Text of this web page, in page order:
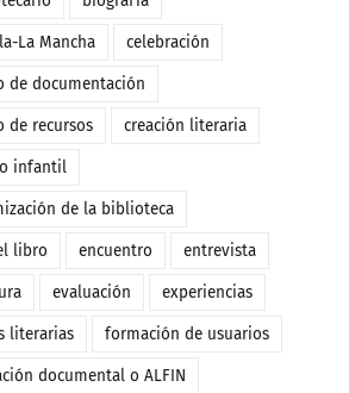
La Mancha celebración
de documentación
de recursos creación literaria
infantil
de la biblioteca
libro encuentro entrevista
evaluación experiencias
literarias formación de usuarios
documental o ALFIN